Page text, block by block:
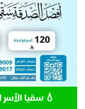
💧 سقيا الأسر المحتاجة | شهر صفر 1448 هـ